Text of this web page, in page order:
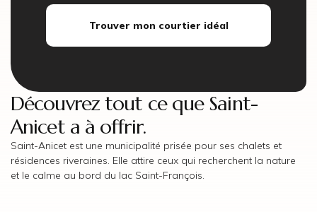
Trouver mon courtier idéal
Découvrez tout ce que Saint-
Anicet a à offrir.
Saint-Anicet est une municipalité prisée pour ses chalets et
résidences riveraines. Elle attire ceux qui recherchent la nature
et le calme au bord du lac Saint-François.